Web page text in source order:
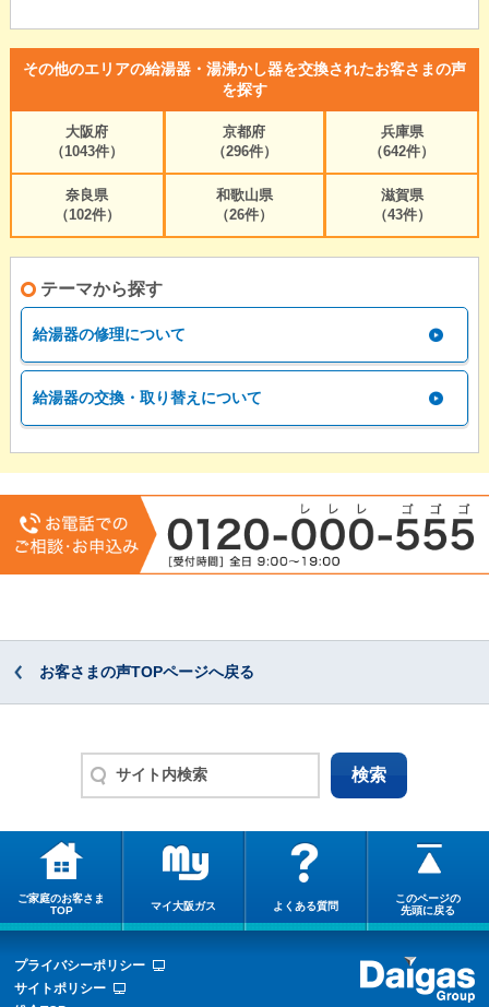
その他のエリアの給湯器・湯沸かし器を交換されたお客さまの声
を探す
大阪府
（1043件）
京都府
（296件）
兵庫県
（642件）
奈良県
（102件）
和歌山県
（26件）
滋賀県
（43件）
テーマから探す
給湯器の修理について
給湯器の交換・取り替えについて
お客さまの声TOPページへ戻る
ご家庭のお客さま
TOP
マイ大阪ガス よくある質問
このページの
先頭に戻る
プライバシーポリシー
サイトポリシー